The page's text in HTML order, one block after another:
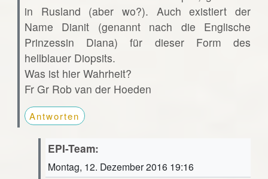
in Rusland (aber wo?). Auch existiert der
Name Dianit (genannt nach die Englische
Prinzessin Diana) für dieser Form des
hellblauer Diopsits.
Was ist hier Wahrheit?
Fr Gr Rob van der Hoeden
Antworten
EPI-Team:
Montag, 12. Dezember 2016 19:16